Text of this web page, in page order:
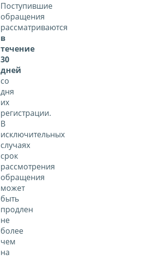
Поступившие
обращения
рассматриваются
в
течение
30
дней
со
дня
их
регистрации.
В
исключительных
случаях
срок
рассмотрения
обращения
может
быть
продлен
не
более
чем
на